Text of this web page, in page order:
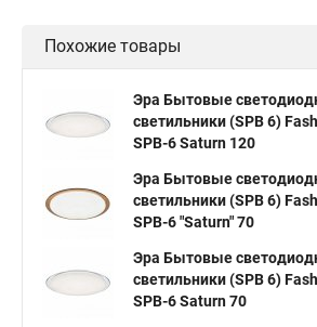
Похожие товары
Эра Бытовые
светильники (SPB 6)
SPB-6 Saturn 120
Эра Бытовые
светильники (SPB 6)
SPB-6 "Saturn" 70
Эра Бытовые
светильники (SPB 6)
SPB-6 Saturn 70